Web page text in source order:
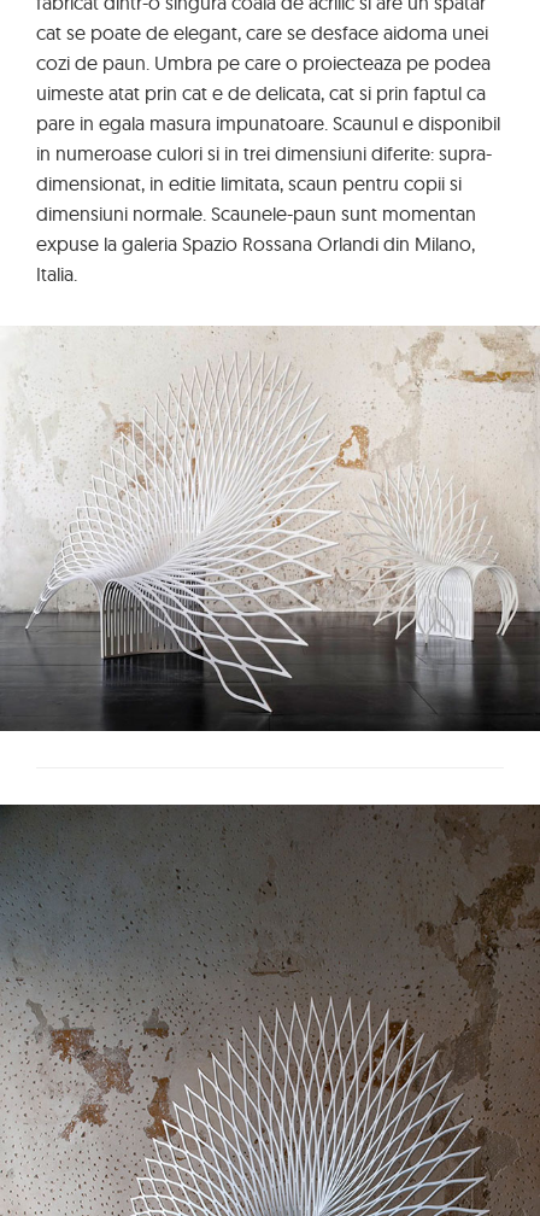
cat se poate de elegant, care se desface aidoma unei
cozi de paun. Umbra pe care o proiecteaza pe podea
uimeste atat prin cat e de delicata, cat si prin faptul ca
pare in egala masura impunatoare. Scaunul e disponibil
in numeroase culori si in trei dimensiuni diferite: supra-
dimensionat, in editie limitata, scaun pentru copii si
dimensiuni normale. Scaunele-paun sunt momentan
expuse la galeria Spazio Rossana Orlandi din Milano,
Italia.